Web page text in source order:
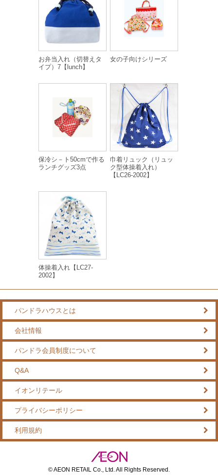
お弁当入れ（切替えタ
イプ）7【lunch】
女の子向けシリーズ
保冷シ－ト50cmで作る
ランチグッズ3点
巾着リュック（リュッ
ク型体操着入れ）
【LC26-2002】
体操着入れ【LC27-
2002】
パンドラハウスとは
会社情報
パンドラ会員制度について
Q&A
イオンリテール
プライバシーポリシー
利用規約
© AEON RETAIL Co., Ltd. All Rights Reserved.